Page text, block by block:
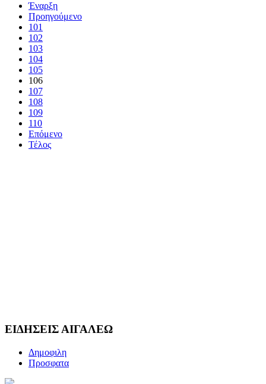
Έναρξη
Προηγούμενο
101
102
103
104
105
106
107
108
109
110
Επόμενο
Τέλος
ΕΙΔΗΣΕΙΣ ΑΙΓΑΛΕΩ
Δημοφιλη
Προσφατα